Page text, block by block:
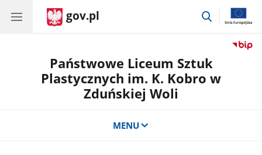
gov.pl
przejdź
Państwowe Liceum Sztuk
Plastycznych im. K. Kobro w
Zduńskiej Woli
MENU